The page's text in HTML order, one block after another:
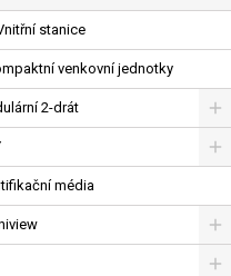
stanice
venkovní jednotky
2-drát
média